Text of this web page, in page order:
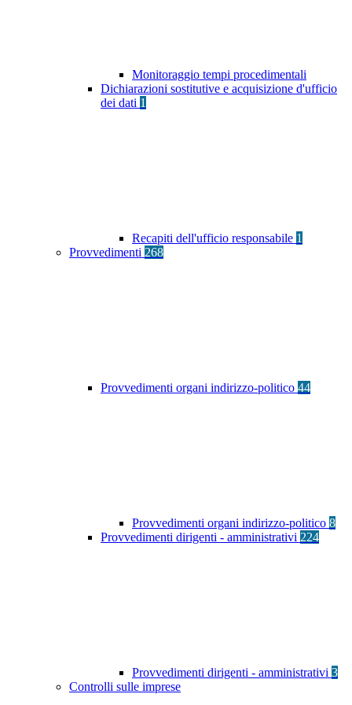
Monitoraggio tempi procedimentali
Dichiarazioni sostitutive e acquisizione d'ufficio
dei dati 1
Recapiti dell'ufficio responsabile 1
Provvedimenti 268
Provvedimenti organi indirizzo-politico 44
Provvedimenti organi indirizzo-politico 8
Provvedimenti dirigenti - amministrativi 224
Provvedimenti dirigenti - amministrativi 3
Controlli sulle imprese